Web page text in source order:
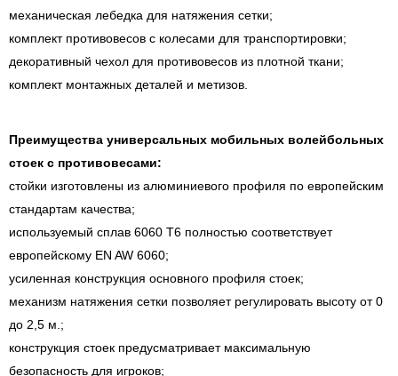
механическая лебедка для натяжения сетки;
комплект противовесов с колесами для транспортировки;
декоративный чехол для противовесов из плотной ткани;
комплект монтажных деталей и метизов.
Преимущества универсальных мобильных волейбольных
стоек с противовесами:
стойки изготовлены из алюминиевого профиля по европейским
стандартам качества;
используемый сплав 6060 Т6 полностью соответствует
европейскому EN AW 6060;
усиленная конструкция основного профиля стоек;
механизм натяжения сетки позволяет регулировать высоту от 0
до 2,5 м.;
конструкция стоек предусматривает максимальную
безопасность для игроков;